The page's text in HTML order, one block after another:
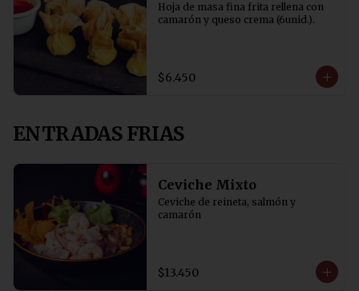
Hoja de masa fina frita rellena con
camarón y queso crema (6unid.).
$6.450
ENTRADAS FRIAS
Ceviche Mixto
Ceviche de reineta, salmón y
camarón
$13.450